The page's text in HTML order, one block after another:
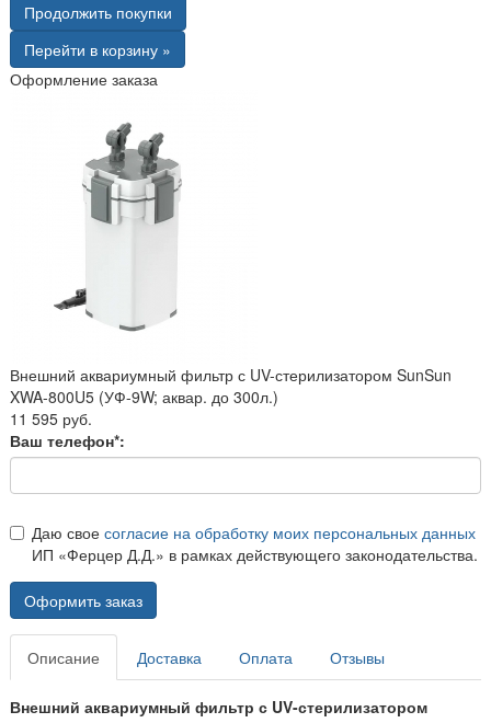
Продолжить покупки
Перейти в корзину »
Оформление заказа
Внешний аквариумный фильтр с UV-стерилизатором SunSun
XWA-800U5 (УФ-9W; аквар. до 300л.)
11 595 руб.
Ваш телефон*:
Даю свое согласие на обработку моих персональных данных
ИП «Ферцер Д.Д.» в рамках действующего законодательства.
Оформить заказ
Описание Доставка Оплата Отзывы
Внешний аквариумный фильтр с UV-стерилизатором